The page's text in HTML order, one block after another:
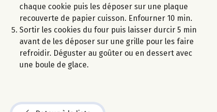
chaque cookie puis les déposer sur une plaque
recouverte de papier cuisson. Enfourner 10 min.
Sortir les cookies du four puis laisser durcir 5 min
avant de les déposer sur une grille pour les faire
refroidir. Déguster au goûter ou en dessert avec
une boule de glace.